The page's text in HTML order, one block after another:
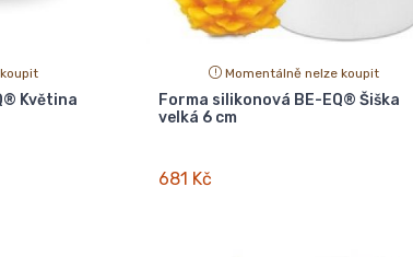
Květina
Momentálně nelze koupit
Forma silikonová BE-EQ® Šiška
velká 6 cm
681 Kč